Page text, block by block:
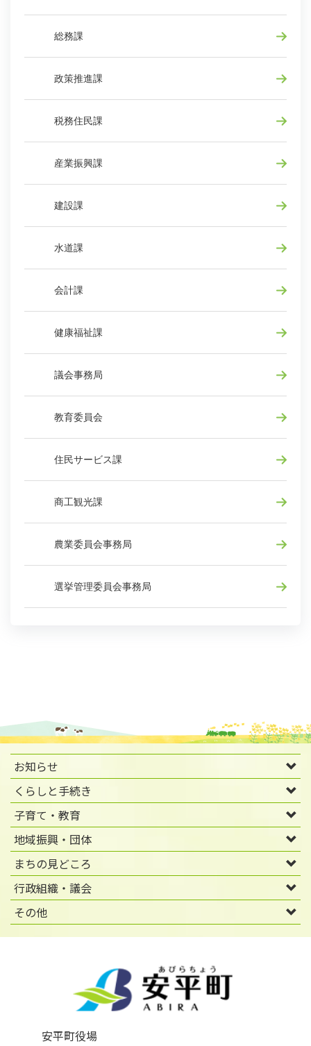
総務課
政策推進課
税務住民課
産業振興課
建設課
水道課
会計課
健康福祉課
議会事務局
教育委員会
住民サービス課
商工観光課
農業委員会事務局
選挙管理委員会事務局
お知らせ
くらしと手続き
子育て・教育
地域振興・団体
まちの見どころ
行政組織・議会
その他
安平町役場